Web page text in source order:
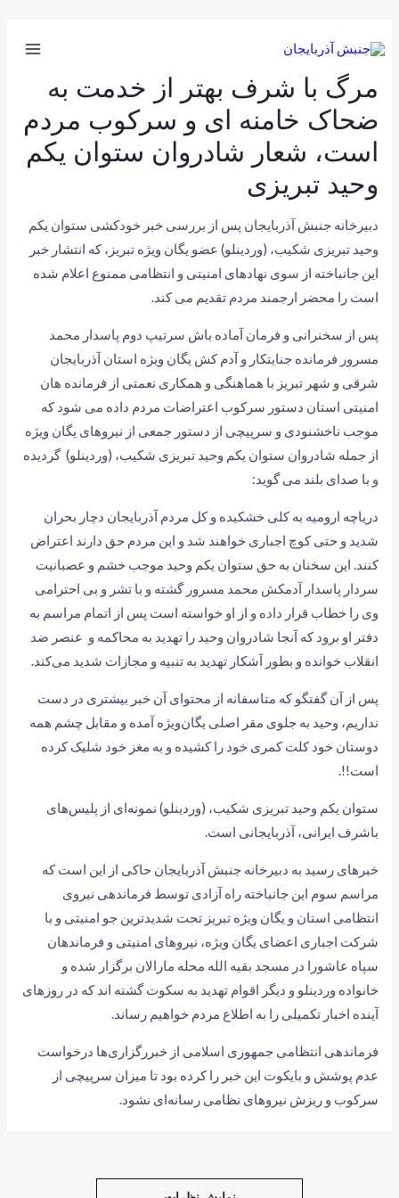
مرگ با شرف بهتر از خدمت به
ضحاک خامنه ای و سرکوب مردم
است، شعار شادروان ستوان یکم
وحید تبریزی
دبیرخانه جنبش آذربایجان پس از بررسی خبر خودکشی ستوان یکم
وحید تبریزی شکیب، (وردینلو) عضو یگان ویژه تبریز، که انتشار خبر
این جانباخته از سوی نهادهای امنیتی و انتظامی ممنوع اعلام شده
است را محضر ارجمند مردم تقدیم می کند.
پس از سخنرانی و فرمان آماده باش سرتیپ دوم پاسدار محمد
مسرور فرمانده جنایتکار و آدم کش یگان ویژه استان آذربایجان
شرقی و شهر تبریز با هماهنگی و همکاری نعمتی از فرمانده هان
امنیتی استان دستور سرکوب اعتراضات مردم داده می شود که
موجب ناخشنودی و سرپیچی از دستور جمعی از نیروهای یگان ویژه
از جمله شادروان ستوان یکم وحید تبریزی شکیب، (وردینلو) گردیده
و با صدای بلند می گوید:
دریاچه ارومیه به کلی خشکیده و کل مردم آذربایجان دچار بحران
شدید و حتی کوچ اجباری خواهند شد و این مردم حق دارند اعتراض
کنند. این سخنان به حق ستوان یکم وحید موجب خشم و عصبانیت
سردار پاسدار آدمکش محمد مسرور گشته و با تشر و بی احترامی
وی را خطاب قرار داده و از او خواسته است پس از اتمام مراسم به
دفتر او برود که آنجا شادروان وحید را تهدید به محاکمه و عنصر ضد
انقلاب خوانده و بطور آشکار تهدید به تنبیه و مجازات شدید می‌کند.
پس از آن گفتگو که متاسفانه از محتوای آن خبر‌ بیشتری در دست
نداریم، وحید به جلوی مقر اصلی یگان‌ویژه آمده و مقابل چشم همه
دوستان خود کلت کمری خود را کشیده و به مغز خود شلیک کرده
است!!.
ستوان یکم وحید تبریزی شکیب، (وردینلو) نمونه‌ای از پلیس‌های
باشرف ایرانی، آذربایجانی است.
خبرهای رسید به دبیرخانه جنبش آذربایجان حاکی از این است که
مراسم سوم این جانباخته راه آزادی توسط فرماندهی نیروی
انتظامی استان و یگان ویژه تبریز تحت شدیدترین جو امنیتی و با
شرکت اجباری اعضای یگان ویژه، نیروهای امنیتی و فرماندهان
سپاه عاشورا در مسجد بقیه الله محله مارالان برگزار شده و
خانواده وردینلو و دیگر اقوام تهدید به سکوت گشته اند که در روزهای
آینده اخبار تکمیلی را به اطلاع مردم خواهیم رساند.
فرماندهی انتظامی جمهوری اسلامی از خبررگزاری‌ها درخواست
عدم پوشش و بایکوت این خبر را کرده بود تا میزان سرپیچی از
سرکوب و ریزش نیروهای نظامی رسانه‌ای نشود.